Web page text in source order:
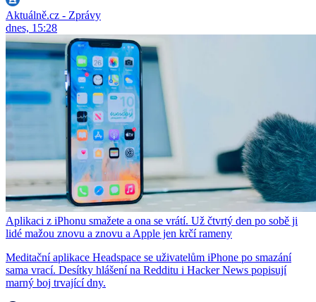
Aktuálně.cz - Zprávy
dnes, 15:28
Aplikaci z iPhonu smažete a ona se vrátí. Už čtvrtý den po sobě ji
lidé mažou znovu a znovu a Apple jen krčí rameny
Meditační aplikace Headspace se uživatelům iPhone po smazání
sama vrací. Desítky hlášení na Redditu i Hacker News popisují
marný boj trvající dny.